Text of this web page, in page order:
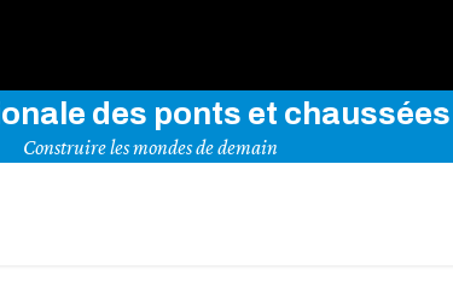
des ponts et chaussées
Construire les mondes de demain